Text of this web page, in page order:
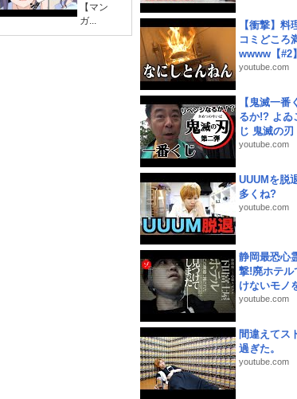
【マン
ガ...
【衝撃】料
コミどころ
wwww【#2】
youtube.com
【鬼滅一
るか!? よゐ
じ 鬼滅の
youtube.com
UUUMを脱
多くね?
youtube.com
静岡最恐心
撃!廃ホテル
けないモノ
youtube.com
間違えてス
過ぎた。
youtube.com